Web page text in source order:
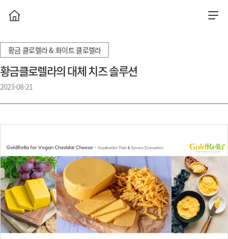
황금 클로렐라 & 화이트 클로렐라
황금클로렐라의 대체 치즈 솔루션
2023-08-21